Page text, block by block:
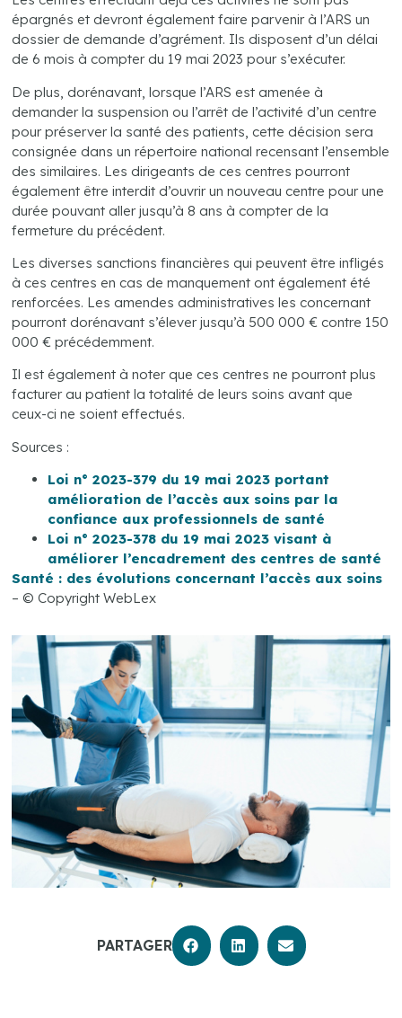
épargnés et devront également faire parvenir à l’ARS un
dossier de demande d’agrément. Ils disposent d’un délai
de 6 mois à compter du 19 mai 2023 pour s’exécuter.
De plus, dorénavant, lorsque l’ARS est amenée à
demander la suspension ou l’arrêt de l’activité d’un centre
pour préserver la santé des patients, cette décision sera
consignée dans un répertoire national recensant l’ensemble
des similaires. Les dirigeants de ces centres pourront
également être interdit d’ouvrir un nouveau centre pour une
durée pouvant aller jusqu’à 8 ans à compter de la
fermeture du précédent.
Les diverses sanctions financières qui peuvent être infligés
à ces centres en cas de manquement ont également été
renforcées. Les amendes administratives les concernant
pourront dorénavant s’élever jusqu’à 500 000 € contre 150
000 € précédemment.
Il est également à noter que ces centres ne pourront plus
facturer au patient la totalité de leurs soins avant que
ceux-ci ne soient effectués.
Sources :
Loi n° 2023-379 du 19 mai 2023 portant
amélioration de l’accès aux soins par la
confiance aux professionnels de santé
Loi n° 2023-378 du 19 mai 2023 visant à
améliorer l’encadrement des centres de santé
Santé : des évolutions concernant l’accès aux soins
– © Copyright WebLex
PARTAGER